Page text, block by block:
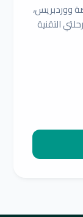
ووردبريس،
التقنية